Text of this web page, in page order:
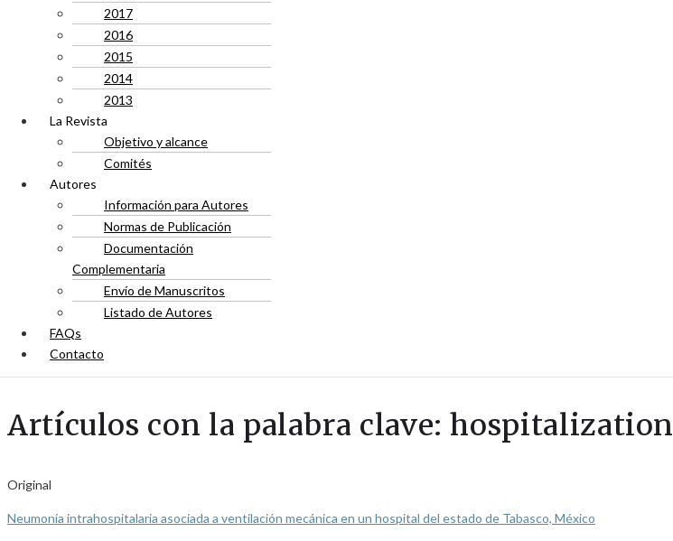
2017
2016
2015
2014
2013
La Revista
Objetivo y alcance
Comités
Autores
Información para Autores
Normas de Publicación
Documentación
Complementaria
Envío de Manuscritos
Listado de Autores
FAQs
Contacto
Artículos con la palabra clave: hospitalization
Original
Neumonía intrahospitalaria asociada a ventilación mecánica en un hospital del estado de Tabasco, México